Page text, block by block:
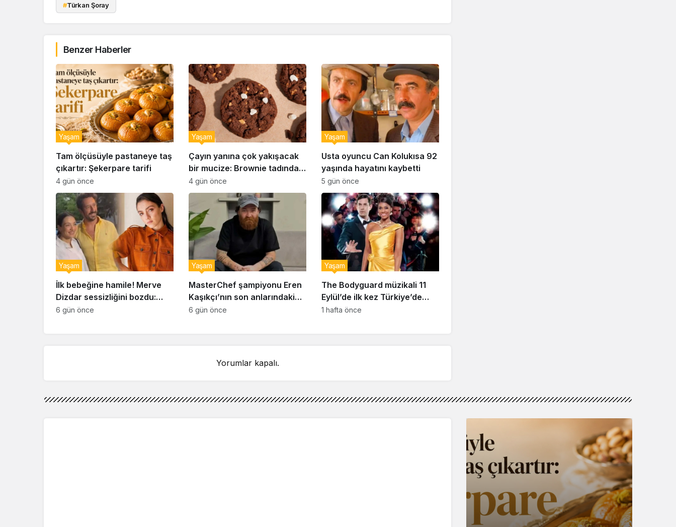
#Türkan Şoray
Benzer Haberler
Tam ölçüsüyle pastaneye taş
çıkartır: Şekerpare tarifi
Yaşam
4 gün önce
Çayın yanına çok yakışacak
bir mucize: Brownie tadında
ıslak kurabiye tarifi…
Yaşam
4 gün önce
Usta oyuncu Can Kolukısa 92
yaşında hayatını kaybetti
Yaşam
5 gün önce
İlk bebeğine hamile! Merve
Dizdar sessizliğini bozdu:
‘İsim bulmak çok zor’
Yaşam
6 gün önce
MasterChef şampiyonu Eren
Kaşıkçı’nın son anlarındaki
kahreden detay ortaya çıktı
Yaşam
6 gün önce
The Bodyguard müzikali 11
Eylül’de ilk kez Türkiye’de
sahnelenecek
Yaşam
1 hafta önce
Yorumlar kapalı.